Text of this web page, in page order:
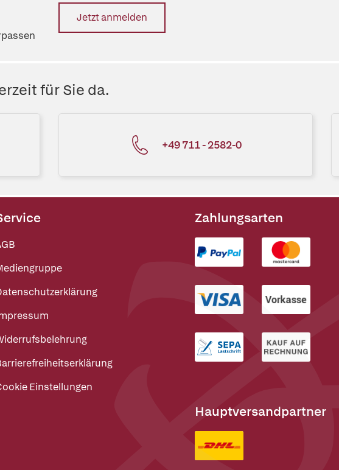
Jetzt anmelden
für Sie da.
+49 711 - 2582-0
Einstellungen
Zahlungsarten
Hauptversandpartner